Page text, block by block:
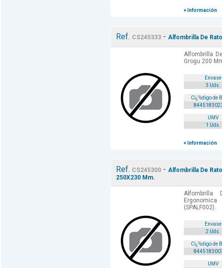
+ Información
Ref. CS245333- Alfombrilla De
Alfombrilla
Grogu 200
Envase
3 Uds.
Cï¿½digo de
UMV
1 Uds.
+ Información
Ref. CS245300- Alfombrilla De
250X230 Mm.
Alfombrilla
(SPALF002).
Envase
2 Uds.
Cï¿½digo de
UMV